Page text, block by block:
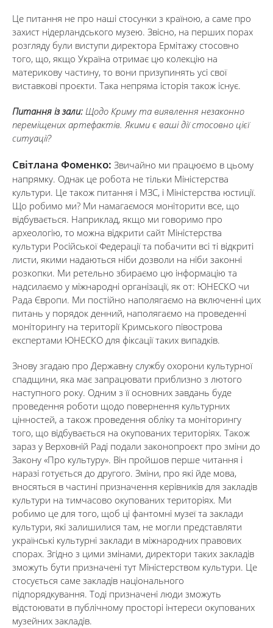
Це питання не про наші стосунки з країною, а саме про
захист нідерландського музею. Звісно, на перших порах
розгляду були виступи директора Ермітажу стосовно
того, що, якщо Україна отримає цю колекцію на
материкову частину, то вони призупинять усі свої
виставкові проєкти. Така непряма історія також існує.
Питання із зали: Щодо Криму та виявлення незаконно
переміщених артефактів. Якими є ваші дії стосовно цієї
ситуації?
Світлана Фоменко: Звичайно ми працюємо в цьому
напрямку. Однак це робота не тільки Міністерства
культури. Це також питання і МЗС, і Міністерства юстиції.
Що робимо ми? Ми намагаємося моніторити все, що
відбувається. Наприклад, якщо ми говоримо про
археологію, то можна відкрити сайт Міністерства
культури Російської Федерації та побачити всі ті відкриті
листи, якими надаються ніби дозволи на ніби законні
розкопки. Ми ретельно збираємо цю інформацію та
надсилаємо у міжнародні організації, як от: ЮНЕСКО чи
Рада Європи. Ми постійно наполягаємо на включенні цих
питань у порядок денний, наполягаємо на проведенні
моніторингу на території Кримського півострова
експертами ЮНЕСКО для фіксації таких випадків.
Знову згадаю про Державну службу охорони культурної
спадщини, яка має запрацювати приблизно з лютого
наступного року. Одним з її основних завдань буде
проведення роботи щодо повернення культурних
цінностей, а також проведення обліку та моніторингу
того, що відбувається на окупованих територіях. Також
зараз у Верховній Раді подали законопроєкт про зміни до
Закону «Про культуру». Він пройшов перше читання і
наразі готується до другого. Зміни, про які йде мова,
вносяться в частині призначення керівників для закладів
культури на тимчасово окупованих територіях. Ми
робимо це для того, щоб ці фантомні музеї та заклади
культури, які залишилися там, не могли представляти
українські культурні заклади в міжнародних правових
спорах. Згідно з цими змінами, директори таких закладів
зможуть бути призначені тут Міністерством культури. Це
стосується саме закладів національного
підпорядкування. Тоді призначені люди зможуть
відстоювати в публічному просторі інтереси окупованих
музейних закладів.